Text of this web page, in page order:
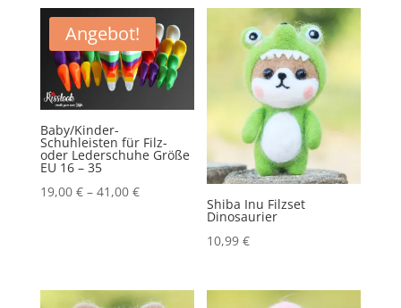
MengeAngebot!
Baby/Kinder-
Schuhleisten für Filz-
oder Lederschuhe Größe
EU 16 – 35
19,00 €– 41,00 €
Shiba Inu Filzset
Dinosaurier
10,99€